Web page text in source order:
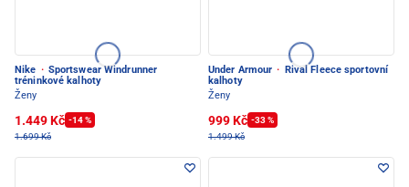
Nike · Sportswear Windrunner
tréninkové kalhoty
Ženy
1.449 Kč -14 %
1.699 Kč
Under Armour ·
Rival Fleece sportovní
kalhoty
Ženy
999 Kč -33 %
1.499 Kč